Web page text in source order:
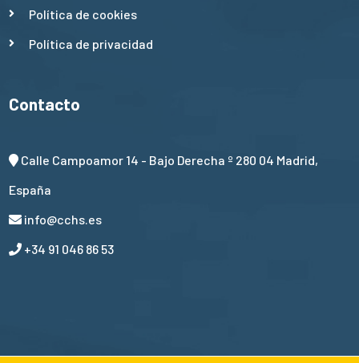
Política de cookies
Política de privacidad
Contacto
Calle Campoamor 14 - Bajo Derecha º 280 04 Madrid,
España
info@cchs.es
+34 91 046 86 53